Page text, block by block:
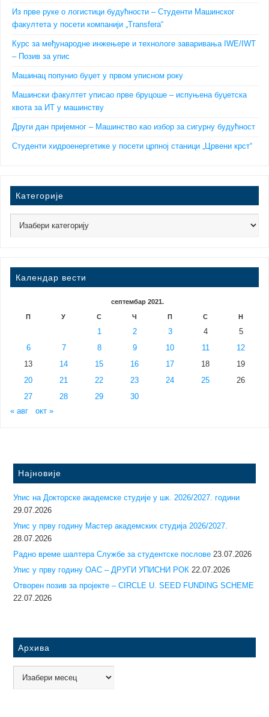
Из прве руке о логистици будућности – Студенти Машинског
факултета у посети компанији „Transfera“
Курс за међународне инжењере и технологе заваривања IWE/IWT
– Позив за упис
Машинац попунио буџет у првом уписном року
Машински факултет уписао прве бруцоше – испуњена буџетска
квота за ИТ у машинству
Други дан пријемног – Машинство као избор за сигурну будућност
Студенти хидроенергетике у посети црпној станици „Црвени крст“
Категорије
Календар вести
септембар 2021.
П У С Ч П С Н
1 2 3 4
5
6
7 8 9 10 11
12
13
14 15 16 17 18
19
20
21 22 23 24 25
26
27
28 29
30
« авг
окт »
Најновије
Упис на Докторске академске студије у шк. 2026/2027. години
29.07.2026
Упис у прву годину Mастер академских студија 2026/2027.
28.07.2026
Радно време шалтера Службе за студентске послове 23.07.2026
Упис у прву годину ОАС – ДРУГИ УПИСНИ РОК 22.07.2026
Отворен позив за пројекте – CIRCLE U. SEED FUNDING SCHEME
22.07.2026
Архива